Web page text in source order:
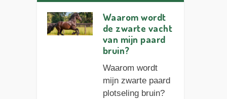
Waarom wordt
de zwarte vacht
van mijn paard
bruin?
Waarom wordt
mijn zwarte paard
plotseling bruin?